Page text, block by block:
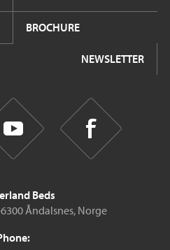
BROCHURE
NEWSLETTER
Beds
Åndalsnes, Norge